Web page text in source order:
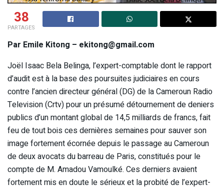
38
PARTAGES
Par Emile Kitong – ekitong@gmail.com
Joël Isaac Bela Belinga, l’expert-comptable dont le rapport
d’audit est à la base des poursuites judiciaires en cours
contre l’ancien directeur général (DG) de la Cameroun Radio
Television (Crtv) pour un présumé détournement de deniers
publics d’un montant global de 14,5 milliards de francs, fait
feu de tout bois ces dernières semaines pour sauver son
image fortement écornée depuis le passage au Cameroun
de deux avocats du barreau de Paris, constitués pour le
compte de M. Amadou Vamoulké. Ces derniers avaient
fortement mis en doute le sérieux et la probité de l’expert-